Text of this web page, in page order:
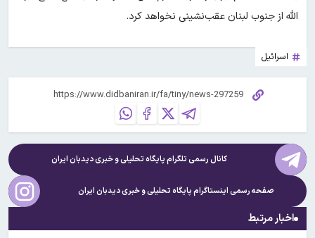
الله از جنوب لبنان عقب‌نشینی نخواهد کرد.
اسرائیل
کانال رسمی تلگرام پایگاه تحلیلی و خبریدیدبان ایران
صفحه رسمی اینستاگرام پایگاه تحلیلی و خبریدیدبان ایران
اخبار مرتبط